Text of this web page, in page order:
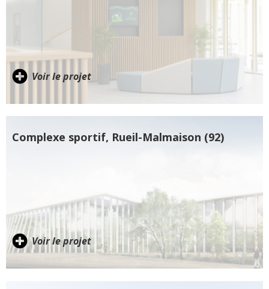
Voir le projet
Complexe sportif, Rueil-Malmaison (92)
Voir le projet